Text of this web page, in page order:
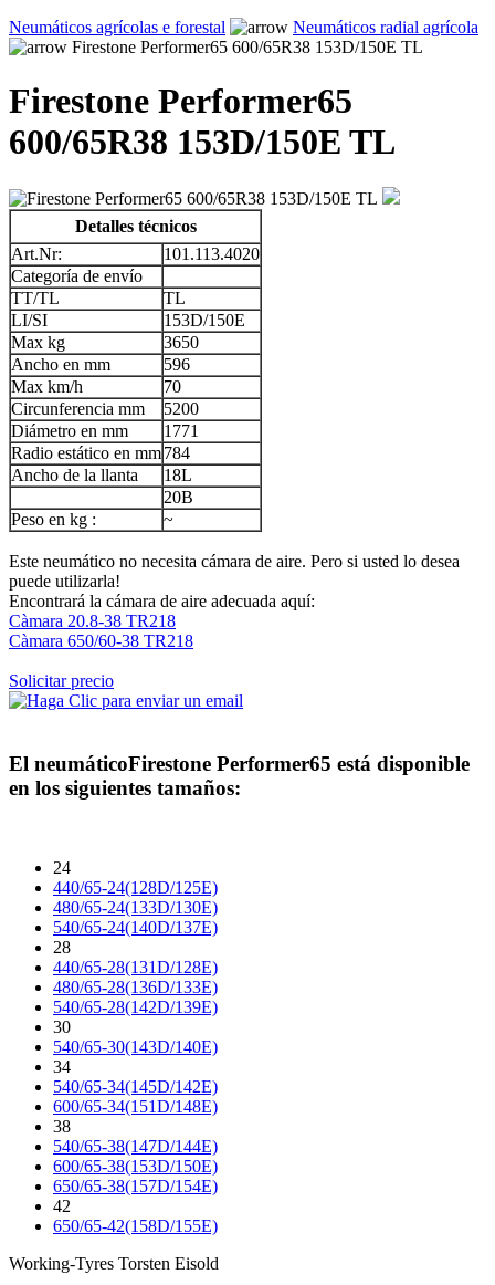
Neumáticos agrícolas e forestal
Neumáticos radial agrícola
Firestone Performer65 600/65R38 153D/150E TL
Firestone Performer65
600/65R38 153D/150E TL
Detalles técnicos
Art.Nr:
101.113.4020
Categoría de envío
TT/TL
TL
LI/SI
153D/150E
Max kg
3650
Ancho en mm
596
Max km/h
70
Circunferencia mm
5200
Diámetro en mm
1771
Radio estático en mm784
Ancho de la llanta
18L
20B
Peso en kg :
~
Este neumático no necesita cámara de aire. Pero si usted lo desea
puede utilizarla!
Encontrará la cámara de aire adecuada aquí:
Càmara 20.8-38 TR218
Càmara 650/60-38 TR218
Solicitar precio
El neumáticoFirestone Performer65 está disponible
en los siguientes tamaños:
24
440/65-24(128D/125E)
480/65-24(133D/130E)
540/65-24(140D/137E)
28
440/65-28(131D/128E)
480/65-28(136D/133E)
540/65-28(142D/139E)
30
540/65-30(143D/140E)
34
540/65-34(145D/142E)
600/65-34(151D/148E)
38
540/65-38(147D/144E)
600/65-38(153D/150E)
650/65-38(157D/154E)
42
650/65-42(158D/155E)
Working-Tyres Torsten Eisold